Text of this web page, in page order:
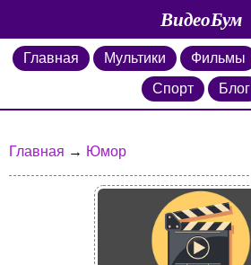
ВидеоБум
Главная Мультики Фильмы
Спорт
Блог
Главная → Юмор